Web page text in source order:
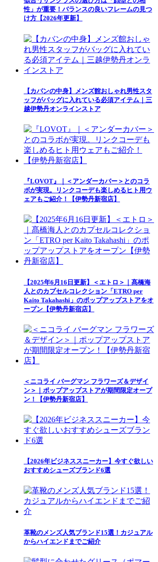
性」が重要！バランスの良いフレームの見つ
け方【2026年更新】
【カバンの中身】メンズ館おしゃれ男性スタ
ッフがバッグに入れている必須アイテム｜三
越伊勢丹オンラインストア
『LOVOT』｜＜アンダーカバー＞とのコラ
ボが実現。リンクコーデも楽しめるヒト用ウ
ェアもご紹介！【伊勢丹新宿店】
【2025年6月16日更新】＜エトロ＞｜髙橋海
人とのカプセルコレクション「ETRO per
Kaito Takahashi」のポップアップストアをオ
ープン【伊勢丹新宿店】
＜ニコライ バーグマン フラワーズ＆デザイ
ン＞｜ポップアップストアが期間限定オープ
ン！【伊勢丹新宿店】
【2026年ビジネススニーカー】今すぐ欲しい
おすすめシューズブランド6選
革靴のメンズ人気ブランド15選！カジュアル
からハイエンドまでご紹介